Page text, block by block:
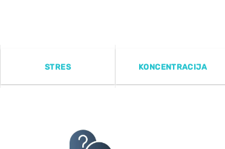
STRES KONCENTRACIJA